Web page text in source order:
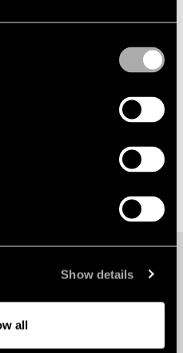
Show details
all
förvärv av aktier